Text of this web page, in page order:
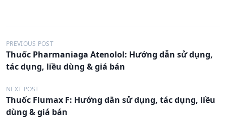
Đ
i
u
h
PREVIOUS POST
Thuốc Pharmaniaga Atenolol: Hướng dẫn sử dụng,
tác dụng, liều dùng & giá bán
NEXT POST
Thuốc Flumax F: Hướng dẫn sử dụng, tác dụng, liều
dùng & giá bán